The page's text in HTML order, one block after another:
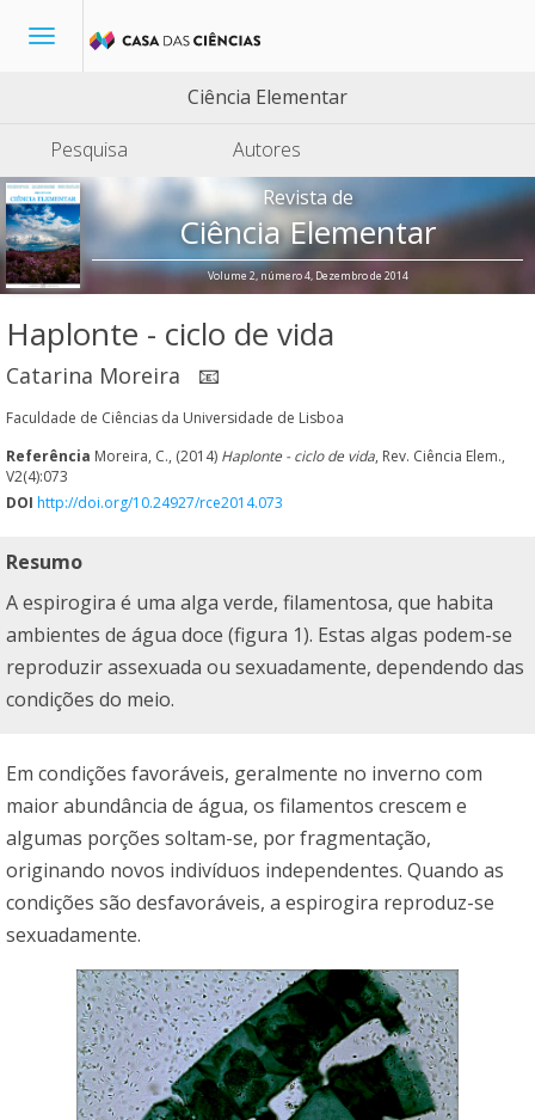
Toggle
Ciência Elementar
Pesquisa
Autores
Revista de
Ciência Elementar
Volume 2, número 4, Dezembro de 2014
Haplonte - ciclo de vida
Catarina Moreira 📧
Faculdade de Ciências da Universidade de Lisboa
Referência Moreira, C., (2014) Haplonte - ciclo de vida, Rev. Ciência Elem.,
V2(4):073
DOI http://doi.org/10.24927/rce2014.073
Resumo
A espirogira é uma alga verde, filamentosa, que habita
ambientes de água doce (figura 1). Estas algas podem-se
reproduzir assexuada ou sexuadamente, dependendo das
condições do meio.
Em condições favoráveis, geralmente no inverno com
maior abundância de água, os filamentos crescem e
algumas porções soltam-se, por fragmentação,
originando novos indivíduos independentes. Quando as
condições são desfavoráveis, a espirogira reproduz-se
sexuadamente.